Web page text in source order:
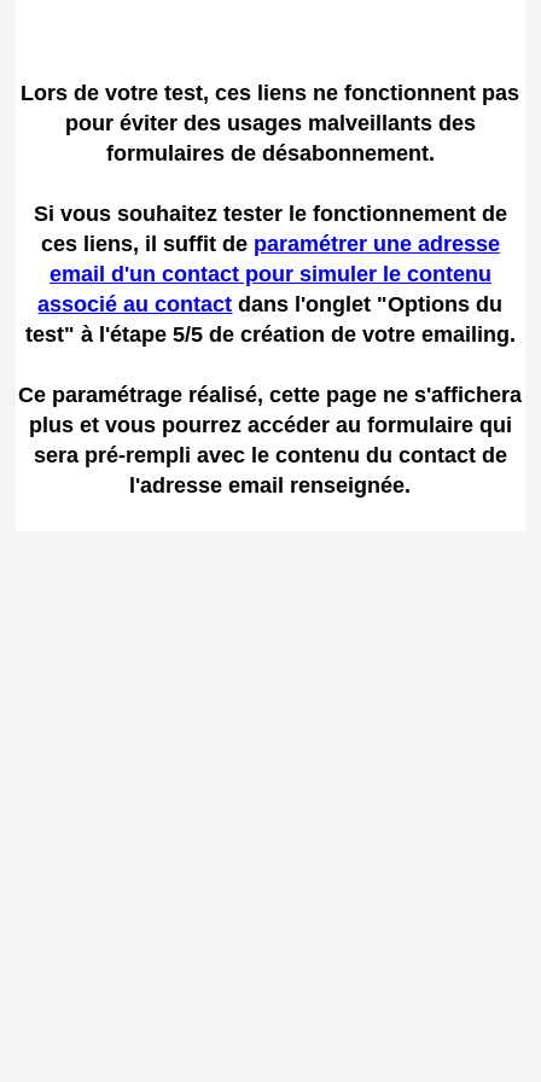
Lors de votre test, ces liens ne fonctionnent pas
pour éviter des usages malveillants des
formulaires de désabonnement.
Si vous souhaitez tester le fonctionnement de
ces liens, il suffit de paramétrer une adresse
email d'un contact pour simuler le contenu
associé au contact dans l'onglet "Options du
test" à l'étape 5/5 de création de votre emailing.
Ce paramétrage réalisé, cette page ne s'affichera
plus et vous pourrez accéder au formulaire qui
sera pré-rempli avec le contenu du contact de
l'adresse email renseignée.